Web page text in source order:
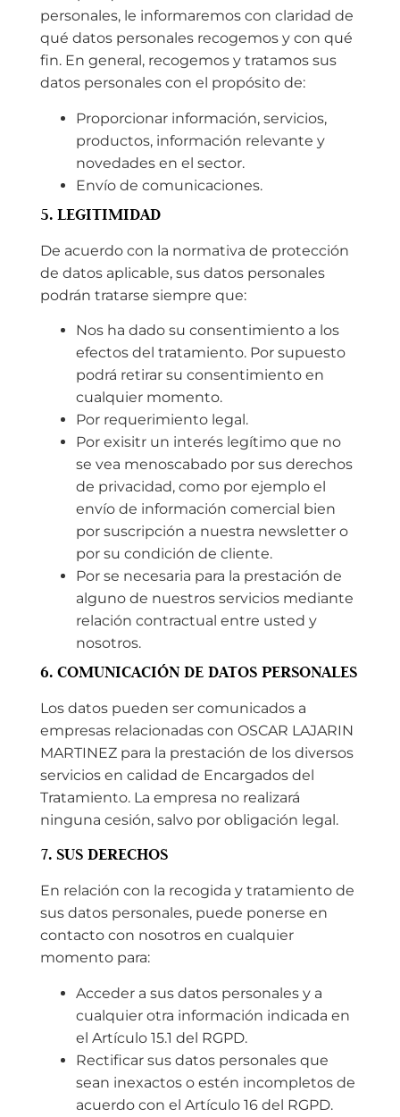
personales, le informaremos con claridad de
qué datos personales recogemos y con qué
fin. En general, recogemos y tratamos sus
datos personales con el propósito de:
Proporcionar información, servicios,
productos, información relevante y
novedades en el sector.
Envío de comunicaciones.
5. LEGITIMIDAD
De acuerdo con la normativa de protección
de datos aplicable, sus datos personales
podrán tratarse siempre que:
Nos ha dado su consentimiento a los
efectos del tratamiento. Por supuesto
podrá retirar su consentimiento en
cualquier momento.
Por requerimiento legal.
Por exisitr un interés legítimo que no
se vea menoscabado por sus derechos
de privacidad, como por ejemplo el
envío de información comercial bien
por suscripción a nuestra newsletter o
por su condición de cliente.
Por se necesaria para la prestación de
alguno de nuestros servicios mediante
relación contractual entre usted y
nosotros.
6. COMUNICACIÓN DE DATOS PERSONALES
Los datos pueden ser comunicados a
empresas relacionadas con OSCAR LAJARIN
MARTINEZ para la prestación de los diversos
servicios en calidad de Encargados del
Tratamiento. La empresa no realizará
ninguna cesión, salvo por obligación legal.
7. SUS DERECHOS
En relación con la recogida y tratamiento de
sus datos personales, puede ponerse en
contacto con nosotros en cualquier
momento para:
Acceder a sus datos personales y a
cualquier otra información indicada en
el Artículo 15.1 del RGPD.
Rectificar sus datos personales que
sean inexactos o estén incompletos de
acuerdo con el Artículo 16 del RGPD.